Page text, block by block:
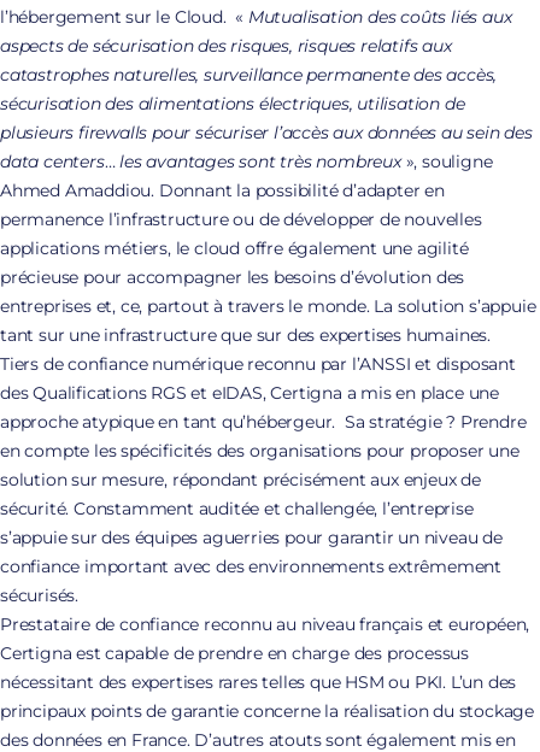
l’hébergement sur le Cloud. « Mutualisation des coûts liés aux
aspects de sécurisation des risques, risques relatifs aux
catastrophes naturelles, surveillance permanente des accès,
sécurisation des alimentations électriques, utilisation de
plusieurs firewalls pour sécuriser l’accès aux données au sein des
data centers…les avantages sont très nombreux», souligne
Ahmed Amaddiou. Donnant la possibilité d’adapter en
permanence l’infrastructure ou de développer de nouvelles
applications métiers, le cloud offre également une agilité
précieuse pour accompagner les besoins d’évolution des
entreprises et, ce, partout à travers le monde. La solution s’appuie
tant sur une infrastructure que sur des expertises humaines.
Tiers de confiance numérique reconnu par l’ANSSI et disposant
des Qualifications RGS et eIDAS, Certigna a mis en place une
approche atypique en tant qu’hébergeur. Sa stratégie ? Prendre
en compte les spécificités des organisations pour proposer une
solution sur mesure, répondant précisément aux enjeux de
sécurité. Constamment auditée et challengée, l’entreprise
s’appuie sur des équipes aguerries pour garantir un niveau de
confiance important avec des environnements extrêmement
sécurisés.
Prestataire de confiance reconnu au niveau français et européen,
Certigna est capable de prendre en charge des processus
nécessitant des expertises rares telles que HSM ou PKI. L’un des
principaux points de garantie concerne la réalisation du stockage
des données en France. D’autres atouts sont également mis en